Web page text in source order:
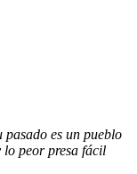
es un pueblo
lo peor presa fácil